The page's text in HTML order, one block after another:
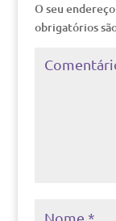
O seu
obrigatórios